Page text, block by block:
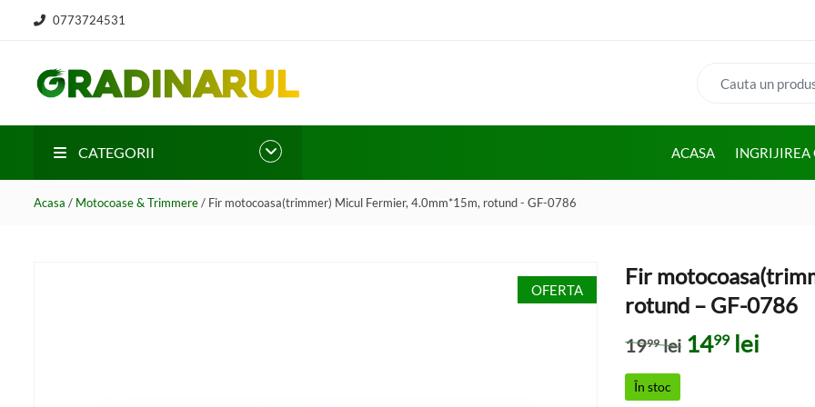
0773724531
CATEGORII ACASA INGRIJIREA
Acasa / Motocoase & Trimmere/ Fir motocoasa(trimmer) Micul Fermier, 4.0mm*15m, rotund - GF-0786
OFERTA
Fir
rotund – GF-0786
1999 lei Prețul inițial
1499 lei
În stoc